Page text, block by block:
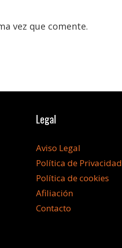
vez que comente.
Legal
Aviso Legal
Política de Privacidad
Política de cookies
Afiliación
Contacto